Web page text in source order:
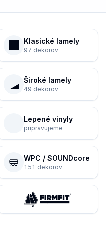
Klasické lamely
97 dekorov
Široké lamely
49 dekorov
Lepené vinyly
pripravujeme
WPC / SOUNDcore
151 dekorov